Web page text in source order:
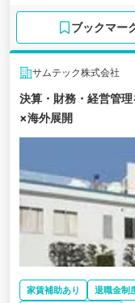
ブックマー
サムテック株式会社
決算・財務・経営管
×海外展開
家賃補助あり 退職金制